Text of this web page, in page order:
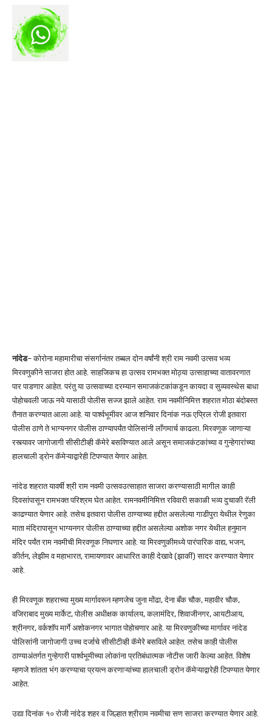
नांदेड– कोरोना महामारीचा संसर्गानंतर तब्बल दोन वर्षांनी श्री राम नवमी उत्सव भव्य
मिरवणुकीने साजरा होत आहे. साहजिकच हा उत्सव रामभक्त मोठ्या उत्साहाच्या वातावरणात
पार पाडणार आहेत. परंतु या उत्सवाच्या दरम्यान समाजकंटकांकडून कायदा व सुव्यवस्थेस बाधा
पोहोचवली जाऊ नये यासाठी पोलीस सज्ज झाले आहेत. राम नवमीनिमित्त शहरात मोठा बंदोबस्त
तैनात करण्यात आला आहे. या पार्श्वभूमीवर आज शनिवार दिनांक नऊ एप्रिल रोजी इतवारा
पोलीस ठाणे ते भाग्यनगर पोलीस ठाण्यापर्यंत पोलिसांनी लॉंगमार्च काढला. मिरवणूक जाणाऱ्या
रस्त्यावर जागोजागी सीसीटीव्ही कॅमेरे बसविण्यात आले असून समाजकंटकांच्या व गुन्हेगारांच्या
हालचाली ड्रोन कॅमेऱ्याद्वारेही टिपण्यात येणार आहेत.
नांदेड शहरात यावर्षी श्री राम नवमी उत्सवउत्साहात साजरा करण्यासाठी मागील काही
दिवसांपासून रामभक्त परिश्रम घेत आहेत. रामनवमीनिमित्त रविवारी सकाळी भव्य दुचाकी रॅली
काढण्यात येणार आहे. तसेच इतवारा पोलीस ठाण्याच्या हद्दीत असलेल्या गाडीपुरा येथील रेणुका
माता मंदिरापासून भाग्यनगर पोलीस ठाण्याच्या हद्दीत असलेल्या अशोक नगर येथील हनुमान
मंदिर पर्यंत राम नवमीची मिरवणूक निघणार आहे. या मिरवणुकीमध्ये पारंपारिक वाद्य, भजन,
कीर्तन, लेझीम व महाभारत, रामायणावर आधारित काही देखावे (झाकीं) सादर करण्यात येणार
आहे.
ही मिरवणूक शहराच्या मुख्य मार्गावरून म्हणजेच जुना मोंढा, देना बँक चौक, महावीर चौक,
वजिराबाद मुख्य मार्केट, पोलीस अधीक्षक कार्यालय, कलामंदिर, शिवाजीनगर, आयटीआय,
श्रीनगर, वर्कशॉप मार्गे अशोकनगर भागात पोहोचणार आहे. या मिरवणुकीच्या मार्गावर नांदेड
पोलिसांनी जागोजागी उच्च दर्जाचे सीसीटीव्ही कॅमेरे बसविले आहेत. तसेच काही पोलीस
ठाण्याअंतर्गत गुन्हेगारी पार्श्वभूमीच्या लोकांना प्रतिबंधात्मक नोटीस जारी केल्या आहेत. विशेष
म्हणजे शांतता भंग करण्याचा प्रयत्न करणाऱ्यांच्या हालचाली ड्रोन कॅमेऱ्याद्वारेही टिपण्यात येणार
आहेत.
उद्या दिनांक १० रोजी नांदेड शहर व जिल्हात श्रीराम नवमीचा सण साजरा करण्यात येणार आहे.